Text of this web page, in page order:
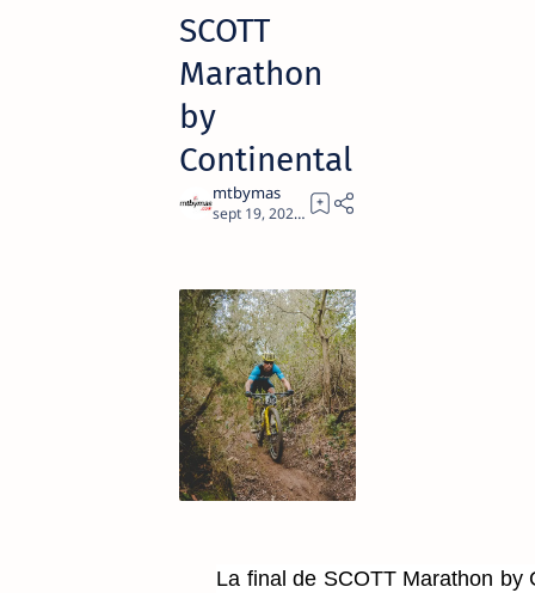
SCOTT
Marathon
by
Continental
2
La final de SCOTT Marathon by